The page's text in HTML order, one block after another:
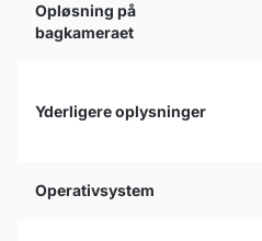
Opløsning på
bagkameraet
Yderligere oplysninger
Operativsystem